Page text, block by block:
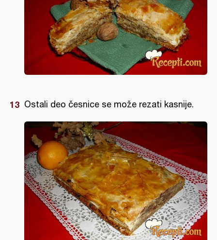
Ostali deo česnice se može rezati kasnije.